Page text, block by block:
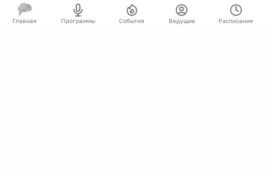
Главная Программы События Ведущие Расписание